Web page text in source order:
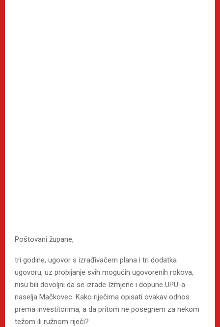
Poštovani župane,
tri godine, ugovor s izrađivačem plana i tri dodatka
ugovoru, uz probijanje svih mogućih ugovorenih rokova,
nisu bili dovoljni da se izrade Izmjene i dopune UPU-a
naselja Mačkovec. Kako riječima opisati ovakav odnos
prema investitorima, a da pritom ne posegnem za nekom
težom ili ružnom riječi?